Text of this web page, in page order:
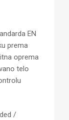
EN
prema
oprema
telo
/